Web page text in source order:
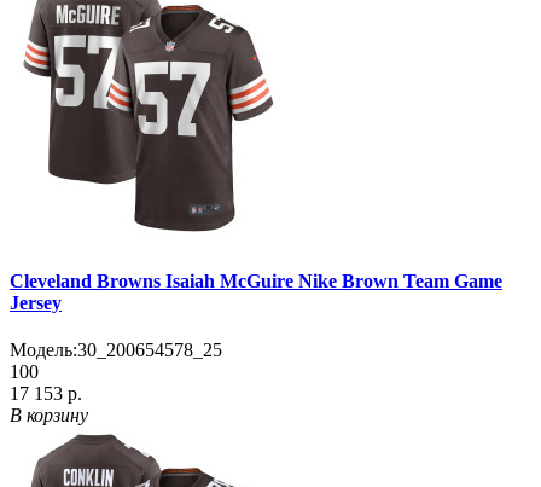
Cleveland Browns Isaiah McGuire Nike Brown Team Game
Jersey
Модель:30_200654578_25
100
17 153 р.
В корзину